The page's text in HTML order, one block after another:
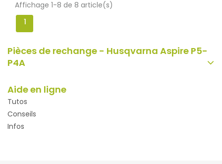
Affichage 1-8 de 8 article(s)
1
Pièces de rechange - Husqvarna Aspire P5-
P4A
Aide en ligne
Tutos
Conseils
Infos